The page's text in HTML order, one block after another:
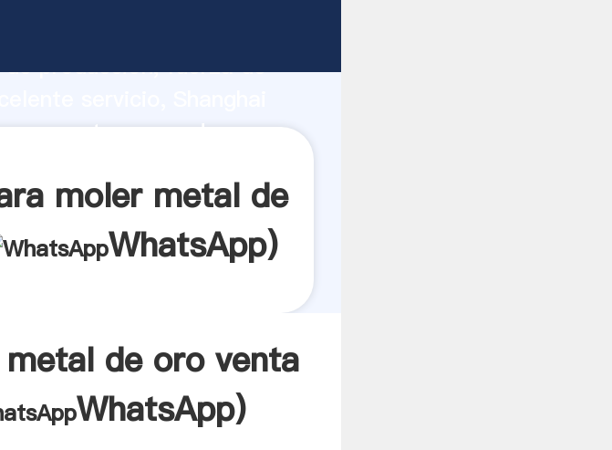
producción, fuerza de
oro venta proveedor crea
moler metal de
WhatsApp)
de oro venta
WhatsApp)